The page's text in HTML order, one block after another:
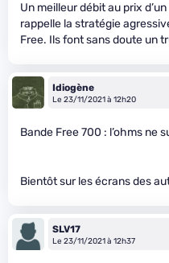
Un meilleur débit au prix
rappelle la stratégie
Free. Ils font sans doute un
Idiogène
Le 23/11/2021 à 12h20
Bande Free 700 : l’ohms ne
Bientôt sur les écrans des
SLV17
Le 23/11/2021 à 12h37